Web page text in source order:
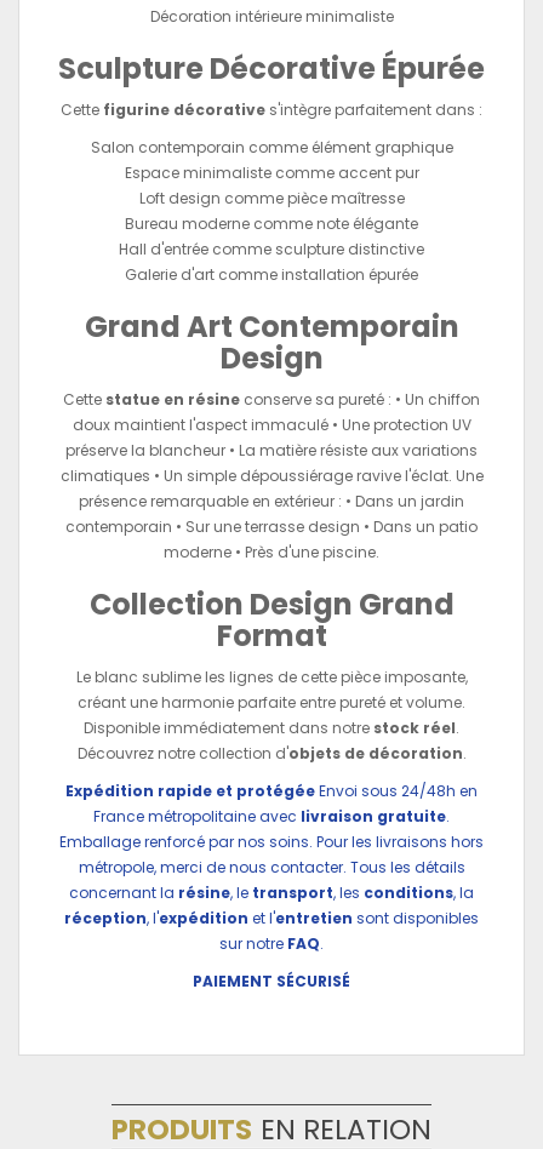
Décoration intérieure minimaliste
Sculpture Décorative Épurée
Cette figurine décorative s'intègre parfaitement dans :
Salon contemporain comme élément graphique
Espace minimaliste comme accent pur
Loft design comme pièce maîtresse
Bureau moderne comme note élégante
Hall d'entrée comme sculpture distinctive
Galerie d'art comme installation épurée
Grand Art Contemporain
Design
Cette statue en résine conserve sa pureté : • Un chiffon
doux maintient l'aspect immaculé • Une protection UV
préserve la blancheur • La matière résiste aux variations
climatiques • Un simple dépoussiérage ravive l'éclat. Une
présence remarquable en extérieur : • Dans un jardin
contemporain • Sur une terrasse design • Dans un patio
moderne • Près d'une piscine.
Collection Design Grand
Format
Le blanc sublime les lignes de cette pièce imposante,
créant une harmonie parfaite entre pureté et volume.
Disponible immédiatement dans notre stock réel.
Découvrez notre collection d'objets de décoration.
Expédition rapide et protégéeEnvoi sous 24/48h en
France métropolitaine avec livraison gratuite.
Emballage renforcé par nos soins. Pour les livraisons hors
métropole, merci de nous contacter. Tous les détails
concernant la résine, le transport, les conditions, la
réception, l'expédition et l'entretien sont disponibles
sur notre FAQ.
PAIEMENT SÉCURISÉ
PRODUITS EN RELATION